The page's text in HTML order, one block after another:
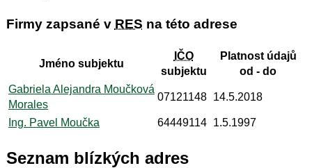
Firmy zapsané v RES na této adrese
Jméno subjektu
IČO
subjektu
Platnost údajů
od - do
Gabriela Alejandra Moučková
Morales
07121148 14.5.2018
Ing. Pavel Moučka 64449114 1.5.1997
Seznam blízkých adres